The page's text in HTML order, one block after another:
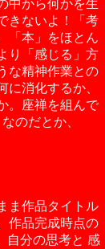
中から何かを生
きないよ！「考
「本」をほとん
り「感じる」方
な精神作業との
消化するか、
。座禅を組んで
のだとか、
ま作品タイトル
作品完成時点の
自分の思考と 感